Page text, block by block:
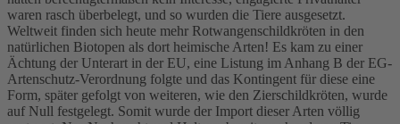
waren rasch überbelegt, und so wurden die Tiere ausgesetzt.
Weltweit finden sich heute mehr Rotwangenschildkröten in den
natürlichen Biotopen als dort heimische Arten! Es kam zu einer
Ächtung der Unterart in der EU, eine Listung im Anhang B der EG-
Artenschutz-Verordnung folgte und das Kontingent für diese eine
Form, später gefolgt von weiteren, wie den Zierschildkröten, wurde
auf Null festgelegt. Somit wurde der Import dieser Arten völlig